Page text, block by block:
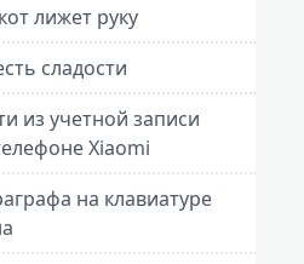
лижет руку
сладости
из учетной записи
Xiaomi
на клавиатуре